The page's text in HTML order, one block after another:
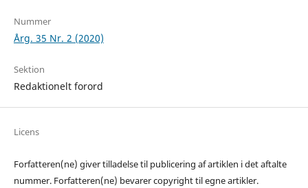
Nummer
Årg. 35 Nr. 2 (2020)
Sektion
Redaktionelt forord
Licens
Forfatteren(ne) giver tilladelse til publicering af artiklen i det aftalte
nummer. Forfatteren(ne) bevarer copyright til egne artikler.